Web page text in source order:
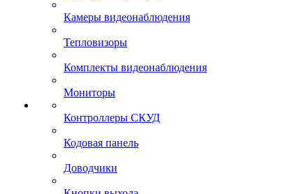
Камеры видеонаблюдения
Тепловизоры
Комплекты видеонаблюдения
Мониторы
Контроллеры СКУД
Кодовая панель
Доводчики